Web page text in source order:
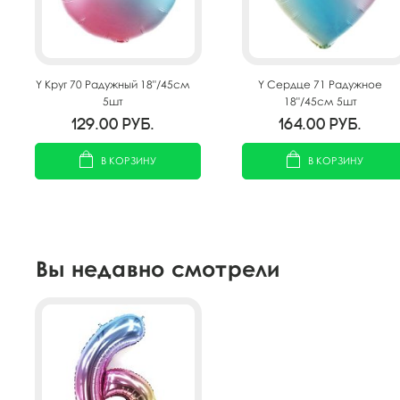
Y Круг 70 Радужный 18"/45см
5шт
129.00 руб.
В КОРЗИНУ
Y Сердце 71 Радужное
18"/45см 5шт
164.00 руб.
В КОРЗИНУ
Вы недавно смотрели